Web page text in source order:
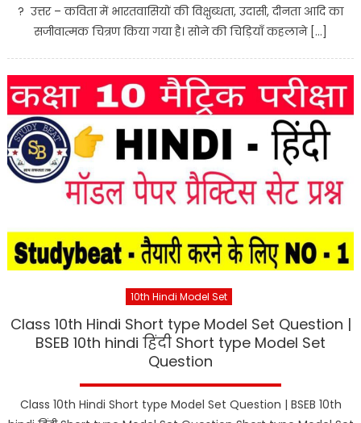
? उत्तर – कविता में भारतवासियों की विक्षुब्धता, उदासी, दीनता आदि का
सजीवात्मक चित्रण किया गया है। सोने की चिड़ियाँ कहलाने […]
10th Hindi Model Set
Class 10th Hindi Short type Model Set Question |
BSEB 10th hindi हिंदी Short type Model Set
Question
Class 10th Hindi Short type Model Set Question | BSEB 10th